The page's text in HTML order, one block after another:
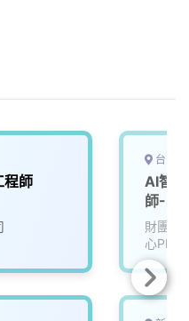
程師
台中
AI智
師-
財團法
心PMC